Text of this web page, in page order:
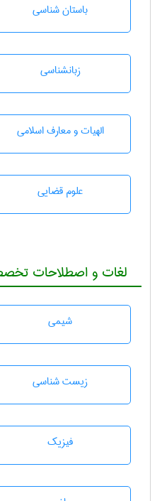
باستان شناسی
زبانشناسی
الهیات و معارف اسلامی
علوم قضایی
لغات و اصطلاحات
شيمی
زيست شناسی
فیزیک